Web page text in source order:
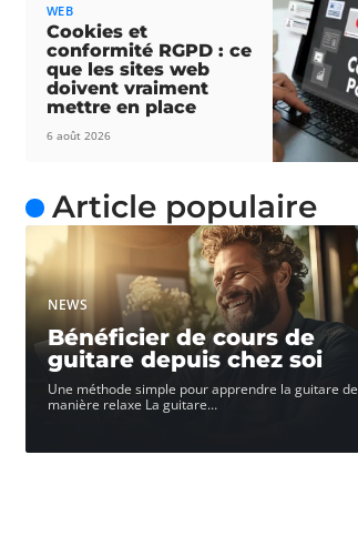
WEB
Cookies et
conformité RGPD : ce
que les sites web
doivent vraiment
mettre en place
6 août 2026
Article populaire
NEWS
Bénéficier de cours de
guitare depuis chez soi
Une méthode simple pour apprendre la guitare de
manière relaxe La guitare…